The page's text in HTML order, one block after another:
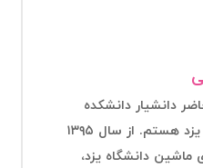
دانشیار دانشکده
مهندسی کامیپیوتر دانشگاه یزد هستم. از سال ۱۳۹۵
ماشین دانشگاه یزد،